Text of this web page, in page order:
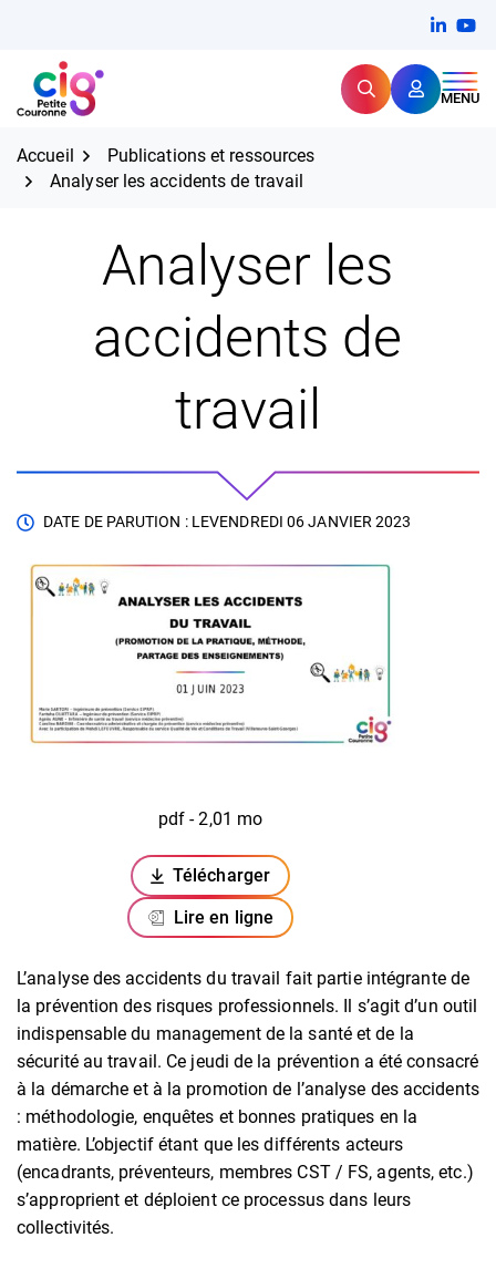
contenu
CIG Petite Couronne RechercherMENU
Expertise et proximité pour
Accueil
Publications et ressources
Analyser les accidents de travail
Analyser les
accidents de
travail
DATE DE PARUTION : LEVENDREDI 06 JANVIER 2023
pdf - 2,01 mo
Télécharger
(ouverture dans un nouvel onglet)
Lire en ligne
L’analyse des accidents du travail fait partie intégrante de
la prévention des risques professionnels. Il s’agit d’un outil
indispensable du management de la santé et de la
sécurité au travail. Ce jeudi de la prévention a été consacré
à la démarche et à la promotion de l’analyse des accidents
: méthodologie, enquêtes et bonnes pratiques en la
matière. L’objectif étant que les différents acteurs
(encadrants, préventeurs, membres CST / FS, agents, etc.)
s’approprient et déploient ce processus dans leurs
collectivités.